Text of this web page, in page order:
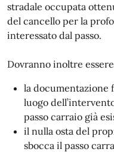
stradale occupata
del cancello per la
interessato dal passo.
Dovranno inoltre
la documentazione
luogo
passo carraio già
il nulla osta del
sbocca il passo